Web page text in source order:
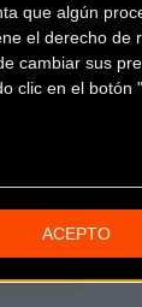
que algún
el derecho de
cambiar sus
clic en el botón
ACEPTO